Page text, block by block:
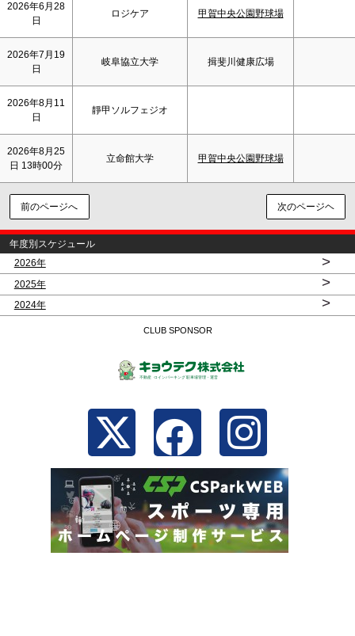
2026年6月28
日
ロジケア 甲賀中央公園野球場
2026年7月19
日
岐阜協立大学 揖斐川健康広場
2026年8月11
日
靜甲ソルフェジオ
2026年8月25
日 13時00分
立命館大学 甲賀中央公園野球場
前のページへ 次のページヘ
年度別スケジュール
2026年
>
2025年 >
2024年 >
CLUB SPONSOR